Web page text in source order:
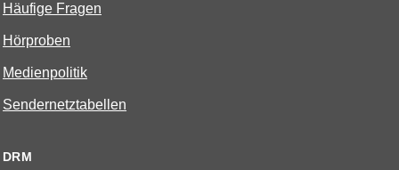
Häufige Fragen
Hörproben
Medienpolitik
Sendernetztabellen
DRM